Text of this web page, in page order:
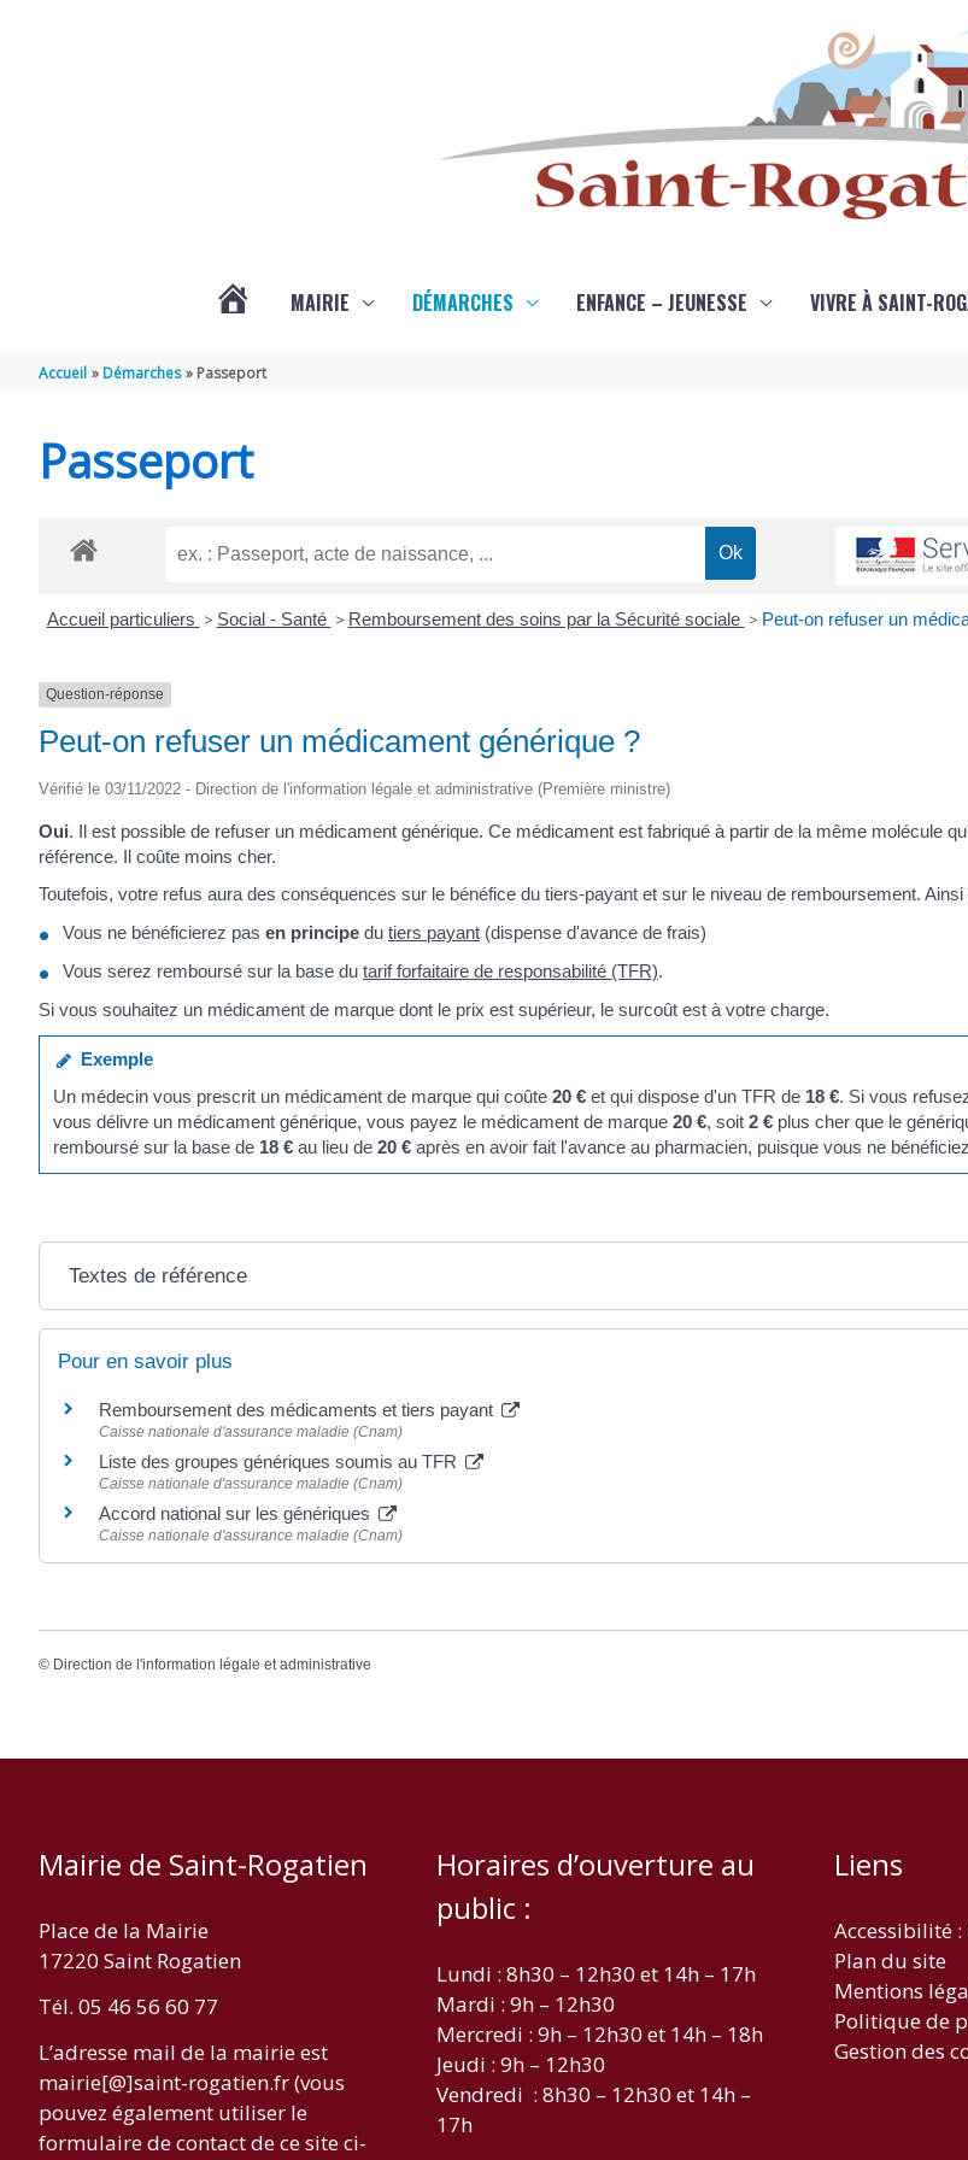
ROGATIEN
MAIRIE DÉMARCHES ENFANCE – JEUNESSE VIVRE À SAINT-
Accueil Démarches Passeport
Passeport
Accueil particuliers > Social - Santé > Remboursement des soins par la Sécurité sociale > Peut-on refuser un
Question-réponse
Peut-on refuser un médicament générique ?
Vérifié le 03/11/2022 - Direction de l'information légale et administrative (Première ministre)
Oui. Il est possible de refuser un médicament générique. Ce médicament est fabriqué à partir de la même molécule
référence. Il coûte moins cher.
Toutefois, votre refus aura des conséquences sur le bénéfice du tiers-payant et sur le niveau de remboursement. Ainsi
Vous ne bénéficierez pas en principe du tiers payant (dispense d'avance de frais)
Vous serez remboursé sur la base du tarif forfaitaire de responsabilité (TFR).
Si vous souhaitez un médicament de marque dont le prix est supérieur, le surcoût est à votre charge.
Exemple
Un médecin vous prescrit un médicament de marque qui coûte20 € et qui dispose d'un TFR de 18 €. Si vous
vous délivre un médicament générique, vous payez le médicament de marque20 €, soit2 € plus cher que le
remboursé sur la base de 18 € au lieu de20 € après en avoir fait l'avance au pharmacien, puisque vous ne
Textes de référence
Pour en savoir plus
Remboursement des médicaments et tiers payant
Caisse nationale d'assurance maladie (Cnam)
Liste des groupes génériques soumis au TFR
Caisse nationale d'assurance maladie (Cnam)
Accord national sur les génériques
Caisse nationale d'assurance maladie (Cnam)
© Direction de l'information légale et administrative
Mairie de Saint-Rogatien
Place de la Mairie
17220 Saint Rogatien
Tél. 05 46 56 60 77
L’adresse mail de la mairie est
mairie[@]saint-rogatien.fr (vous
pouvez également utiliser le
formulaire de contact de ce site ci-
Horaires d’ouverture au
public :
Lundi : 8h30 – 12h30 et 14h – 17h
Mardi : 9h – 12h30
Mercredi : 9h – 12h30 et 14h – 18h
Jeudi : 9h – 12h30
Vendredi : 8h30 – 12h30 et 14h –
17h
Liens
Accessibilité
Plan du site
Mentions
Politique de
Gestion des